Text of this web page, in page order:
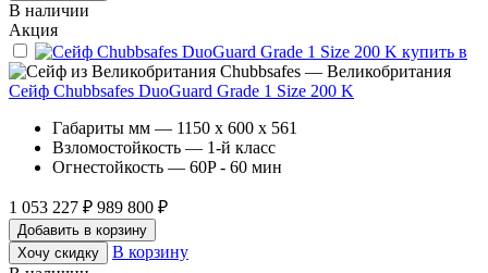
В наличии
Акция
Chubbsafes — Великобритания
Сейф Chubbsafes DuoGuard Grade 1 Size 200 K
Габариты мм — 1150 x 600 x 561
Взломостойкость — 1-й класс
Огнестойкость — 60P - 60 мин
1 053 227 ₽ 989 800 ₽
Добавить в корзину
Хочу скидку
В корзину